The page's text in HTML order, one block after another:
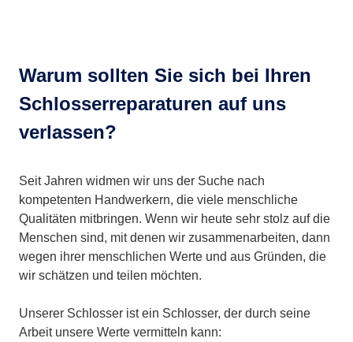
Warum sollten Sie sich bei Ihren
Schlosserreparaturen auf uns
verlassen?
Seit Jahren widmen wir uns der Suche nach
kompetenten Handwerkern, die viele menschliche
Qualitäten mitbringen. Wenn wir heute sehr stolz auf die
Menschen sind, mit denen wir zusammenarbeiten, dann
wegen ihrer menschlichen Werte und aus Gründen, die
wir schätzen und teilen möchten.
Unserer Schlosser ist ein Schlosser, der durch seine
Arbeit unsere Werte vermitteln kann: